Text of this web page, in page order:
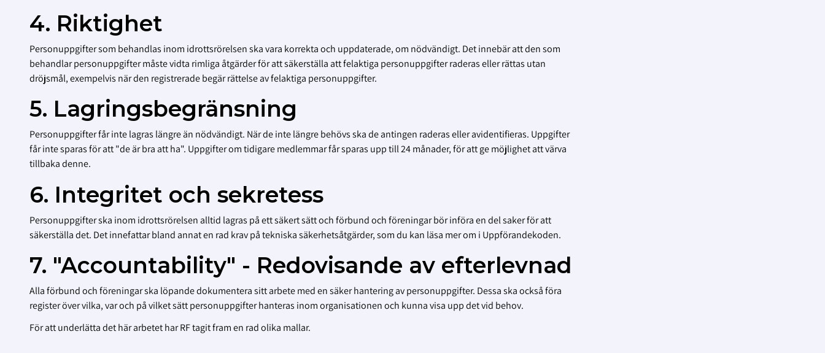
4. Riktighet
Personuppgifter som behandlas inom idrottsrörelsen ska vara korrekta och uppdaterade, om nödvändigt. Det innebär att den som
behandlar personuppgifter måste vidta rimliga åtgärder för att säkerställa att felaktiga personuppgifter raderas eller rättas utan
dröjsmål, exempelvis när den registrerade begär rättelse av felaktiga personuppgifter.
5. Lagringsbegränsning
Personuppgifter får inte lagras längre än nödvändigt. När de inte längre behövs ska de antingen raderas eller avidentifieras. Uppgifter
får inte sparas för att "de är bra att ha". Uppgifter om tidigare medlemmar får sparas upp till 24 månader, för att ge möjlighet att värva
tillbaka denne.
6. Integritet och sekretess
Personuppgifter ska inom idrottsrörelsen alltid lagras på ett säkert sätt och förbund och föreningar bör införa en del saker för att
säkerställa det. Det innefattar bland annat en rad krav på tekniska säkerhetsåtgärder, som du kan läsa mer om i Uppförandekoden.
7. "Accountability" - Redovisande av efterlevnad
Alla förbund och föreningar ska löpande dokumentera sitt arbete med en säker hantering av personuppgifter. Dessa ska också föra
register över vilka, var och på vilket sätt personuppgifter hanteras inom organisationen och kunna visa upp det vid behov.
För att underlätta det här arbetet har RF tagit fram en rad olika mallar.